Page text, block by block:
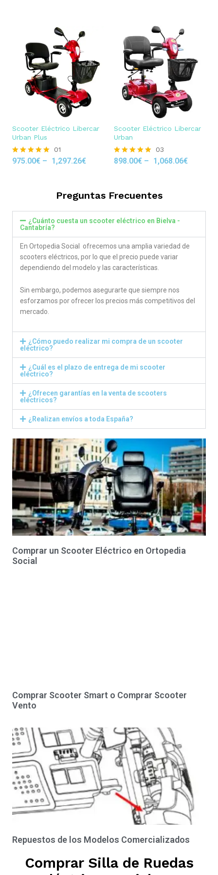
Scooter Eléctrico Libercar
Urban Plus
Rated
01
975.00€ – 1,297.26€
Scooter Eléctrico Libercar
Urban
Rated
03
898.00€ – 1,068.06€
Preguntas Frecuentes
¿Cuánto cuesta un scooter eléctrico en Bielva -
Cantabría?
En Ortopedia Social ofrecemos una amplia variedad de
scooters eléctricos, por lo que el precio puede variar
dependiendo del modelo y las características.
Sin embargo, podemos asegurarte que siempre nos
esforzamos por ofrecer los precios más competitivos del
mercado.
¿Cómo puedo realizar mi compra de un scooter
eléctrico?
¿Cuál es el plazo de entrega de mi scooter
eléctrico?
¿Ofrecen garantías en la venta de scooters
eléctricos?
¿Realizan envíos a toda España?
Comprar un Scooter Eléctrico en Ortopedia
Social
Comprar Scooter Smart o Comprar Scooter
Vento
Repuestos de los Modelos Comercializados
Comprar Silla de Ruedas